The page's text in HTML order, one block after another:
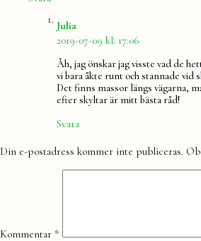
Julia
2019-07-09 kl. 17:06
Åh, jag önskar jag visste vad de
vi bara åkte runt och stannade vid
Det finns massor längs vägarna,
efter skyltar är mitt bästa råd!
Svara
Lämna
Din e-postadress kommer inte publiceras.
Kommentar *